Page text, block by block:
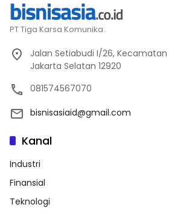
PT Tiga Karsa Komunika.
Jalan Setiabudi I/26,
Jakarta Selatan 12920
081574567070
bisnisasiaid@gmail.com
Kanal
Industri
Finansial
Teknologi